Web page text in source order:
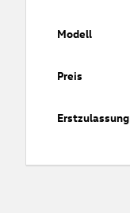
Modell
Preis
Erstzulassung